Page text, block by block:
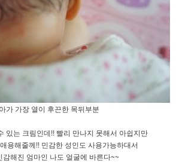
가 가장 열이 후끈한 목뒤부분
있는 크림인데!! 빨리 만나지 못해서 아쉽지만
용해줄께!! 민감한 성인도 사용가능하대서
감해진 엄마인 나도 얼굴에 바른다~~